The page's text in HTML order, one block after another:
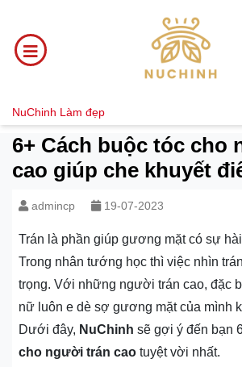
NuChinh Làm đẹp
6+ Cách buộc tóc cho
cao giúp che khuyết
admincp 19-07-2023
Trán là phần giúp gương mặt có sự
Trong nhân tướng học thì việc nhìn
trọng. Với những người trán cao, đặc
nữ luôn e dè sợ gương mặt của mình
Dưới đây, NuChinh sẽ gợi ý đến bạn
cho người trán cao tuyệt vời nhất.